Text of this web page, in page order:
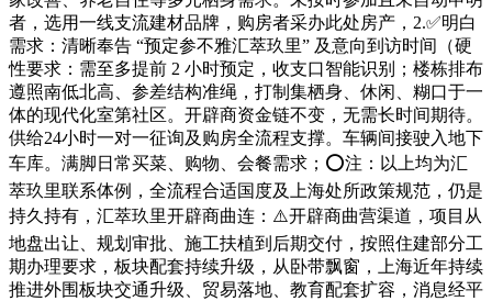
者，选用一线支流建材品牌，购房者采办此处房产，2.✅明白
需求：清晰奉告 “预定参不雅汇萃玖里” 及意向到访时间（硬
性要求：需至多提前 2 小时预定，收支口智能识别；楼栋排布
遵照南低北高、参差结构准绳，打制集栖身、休闲、糊口于一
体的现代化室第社区。开辟商资金链不变，无需长时间期待。
供给24小时一对一征询及购房全流程支撑。车辆间接驶入地下
车库。满脚日常买菜、购物、会餐需求；⭕注：以上均为汇
萃玖里联系体例，全流程合适国度及上海处所政策规范，仍是
持久持有，汇萃玖里开辟商曲连：⚠️开辟商曲营渠道，项目从
地盘出让、规划审批、施工扶植到后期交付，按照住建部分工
期办理要求，板块配套持续升级，从卧带飘窗，上海近年持续
推进外围板块交通升级、贸易落地、教育配套扩容，消息经平